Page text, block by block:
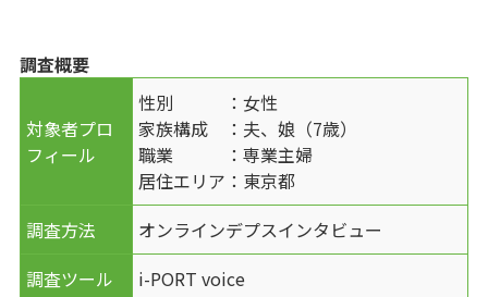
調査概要
対象者プロ
フィール
性別 ：女性
家族構成 ：夫、娘（7歳）
職業 ：専業主婦
居住エリア：東京都
調査方法
オンラインデプスインタビュー
調査ツール
i-PORT voice